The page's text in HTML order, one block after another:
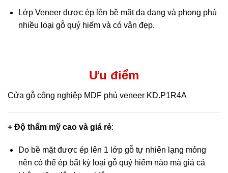
Lớp Veneer được ép lên bề mặt đa dạng và phong phú
nhiều loại gỗ quý hiếm và có vân đẹp.
Ưu điểm
Cửa gỗ công nghiệp MDF phủ veneer KD.P1R4A
+ Độ thẩm mỹ cao và giá rẻ:
Do bề mặt được ép lên 1 lớp gỗ tự nhiên lạng mỏng
nên có thể ép bất kỳ loại gỗ quý hiếm nào mà giá cả